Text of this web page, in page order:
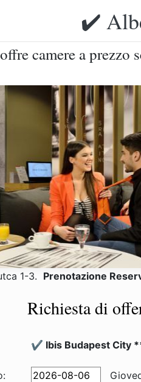
✔️
camere a prezzo
1-3. Prenotazione
Richiesta di
✔️ Ibis Budapest City